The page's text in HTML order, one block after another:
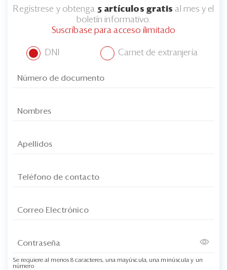
Regístrese y obtenga 5 artículos gratis al mes y el
boletín informativo.
Suscríbase para acceso ilimitado
DNI Carnet de extranjería
Se requiere al menos 8 caracteres, una mayúscula, una minúscula y un
número